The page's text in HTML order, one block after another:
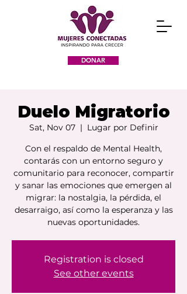
DONAR
Duelo Migratorio
Sat, Nov 07
  |
Lugar por Definir
Con el respaldo de Mental Health,
contarás con un entorno seguro y
comunitario para reconocer, compartir
y sanar las emociones que emergen al
migrar: la nostalgia, la pérdida, el
desarraigo, así como la esperanza y las
nuevas oportunidades.
Registration is closed
See other events